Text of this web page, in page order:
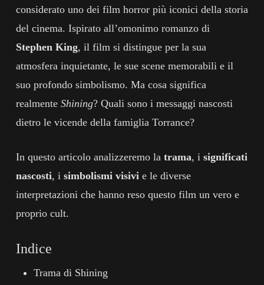
considerato uno dei film horror più iconici della storia
del cinema. Ispirato all’omonimo romanzo di
Stephen King, il film si distingue per la sua
atmosfera inquietante, le sue scene memorabili e il
suo profondo simbolismo. Ma cosa significa
realmente Shining? Quali sono i messaggi nascosti
dietro le vicende della famiglia Torrance?
In questo articolo analizzeremo la trama, i significati
nascosti, i simbolismi visivie le diverse
interpretazioni che hanno reso questo film un vero e
proprio cult.
Indice
Trama di Shining